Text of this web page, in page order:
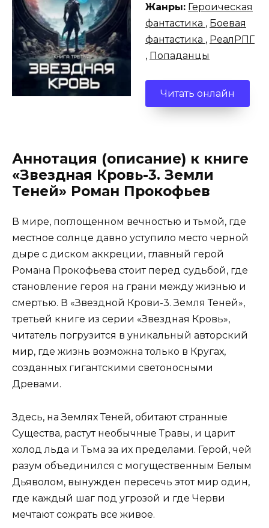
Жанры: Героическая
фантастика , Боевая
фантастика , РеалРПГ
, Попаданцы
Читать онлайн
Аннотация (описание) к книге
«Звездная Кровь-3. Земли
Теней» Роман Прокофьев
В мире, поглощенном вечностью и тьмой, где
местное солнце давно уступило место черной
дыре с диском аккреции, главный герой
Романа Прокофьева стоит перед судьбой, где
становление героя на грани между жизнью и
смертью. В «Звездной Крови-3. Земля Теней»,
третьей книге из серии «Звездная Кровь»,
читатель погрузится в уникальный авторский
мир, где жизнь возможна только в Кругах,
созданных гигантскими светоносными
Древами.
Здесь, на Землях Теней, обитают странные
Существа, растут необычные Травы, и царит
холод льда и Тьма за их пределами. Герой, чей
разум объединился с могущественным Белым
Дьяволом, вынужден пересечь этот мир один,
где каждый шаг под угрозой и где Черви
мечтают сожрать все живое.